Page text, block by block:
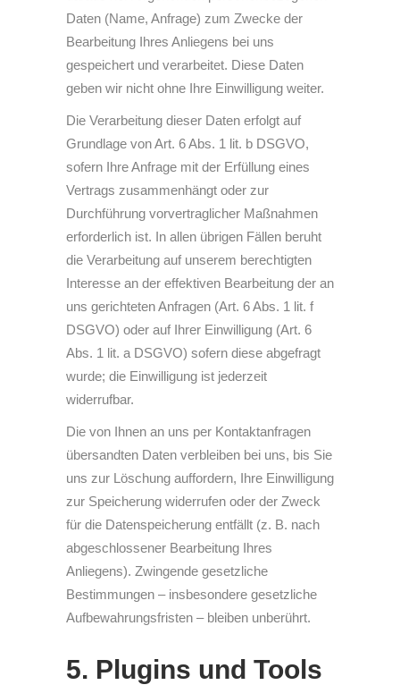
Daten (Name, Anfrage) zum Zwecke der
Bearbeitung Ihres Anliegens bei uns
gespeichert und verarbeitet. Diese Daten
geben wir nicht ohne Ihre Einwilligung weiter.
Die Verarbeitung dieser Daten erfolgt auf
Grundlage von Art. 6 Abs. 1 lit. b DSGVO,
sofern Ihre Anfrage mit der Erfüllung eines
Vertrags zusammenhängt oder zur
Durchführung vorvertraglicher Maßnahmen
erforderlich ist. In allen übrigen Fällen beruht
die Verarbeitung auf unserem berechtigten
Interesse an der effektiven Bearbeitung der an
uns gerichteten Anfragen (Art. 6 Abs. 1 lit. f
DSGVO) oder auf Ihrer Einwilligung (Art. 6
Abs. 1 lit. a DSGVO) sofern diese abgefragt
wurde; die Einwilligung ist jederzeit
widerrufbar.
Die von Ihnen an uns per Kontaktanfragen
übersandten Daten verbleiben bei uns, bis Sie
uns zur Löschung auffordern, Ihre Einwilligung
zur Speicherung widerrufen oder der Zweck
für die Datenspeicherung entfällt (z. B. nach
abgeschlossener Bearbeitung Ihres
Anliegens). Zwingende gesetzliche
Bestimmungen – insbesondere gesetzliche
Aufbewahrungsfristen – bleiben unberührt.
5. Plugins und Tools